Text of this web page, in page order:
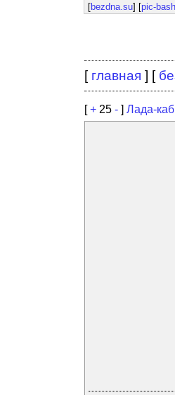
[bezdna.su] [pic-
[ главная ] [
[+ 25 - ] Лада-